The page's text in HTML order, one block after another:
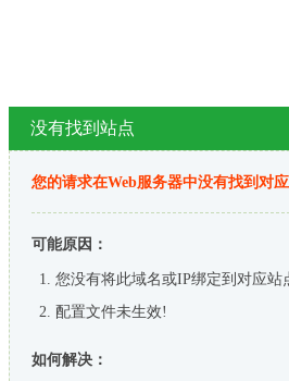
没有找到站点
您的请求在Web服务器中没有找到对
可能原因：
您没有将此域名或IP绑定到对应站
配置文件未生效!
如何解决：